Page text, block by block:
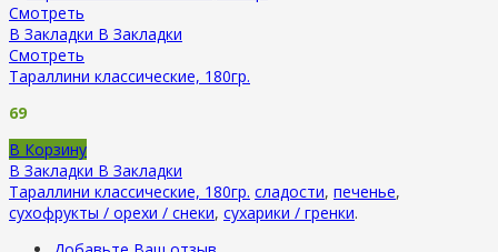
Смотреть
В Закладки В Закладки
Смотреть
Тараллини классические, 180гр.
69
В Корзину
В Закладки В Закладки
Тараллини классические, 180гр. сладости, печенье,
сухофрукты / орехи / снеки, сухарики / гренки.